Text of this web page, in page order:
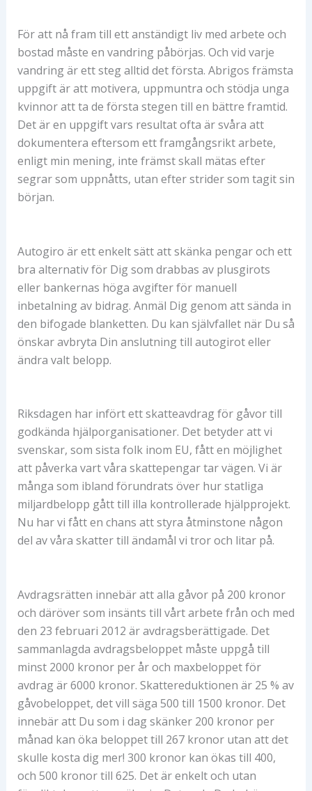
För att nå fram till ett anständigt liv med arbete och
bostad måste en vandring påbörjas. Och vid varje
vandring är ett steg alltid det första. Abrigos främsta
uppgift är att motivera, uppmuntra och stödja unga
kvinnor att ta de första stegen till en bättre framtid.
Det är en uppgift vars resultat ofta är svåra att
dokumentera eftersom ett framgångsrikt arbete,
enligt min mening, inte främst skall mätas efter
segrar som uppnåtts, utan efter strider som tagit sin
början.
Autogiro är ett enkelt sätt att skänka pengar och ett
bra alternativ för Dig som drabbas av plusgirots
eller bankernas höga avgifter för manuell
inbetalning av bidrag. Anmäl Dig genom att sända in
den bifogade blanketten. Du kan självfallet när Du så
önskar avbryta Din anslutning till autogirot eller
ändra valt belopp.
Riksdagen har infört ett skatteavdrag för gåvor till
godkända hjälporganisationer. Det betyder att vi
svenskar, som sista folk inom EU, fått en möjlighet
att påverka vart våra skattepengar tar vägen. Vi är
många som ibland förundrats över hur statliga
miljardbelopp gått till illa kontrollerade hjälpprojekt.
Nu har vi fått en chans att styra åtminstone någon
del av våra skatter till ändamål vi tror och litar på.
Avdragsrätten innebär att alla gåvor på 200 kronor
och däröver som insänts till vårt arbete från och med
den 23 februari 2012 är avdragsberättigade. Det
sammanlagda avdragsbeloppet måste uppgå till
minst 2000 kronor per år och maxbeloppet för
avdrag är 6000 kronor. Skattereduktionen är 25 % av
gåvobeloppet, det vill säga 500 till 1500 kronor. Det
innebär att Du som i dag skänker 200 kronor per
månad kan öka beloppet till 267 kronor utan att det
skulle kosta dig mer! 300 kronor kan ökas till 400,
och 500 kronor till 625. Det är enkelt och utan